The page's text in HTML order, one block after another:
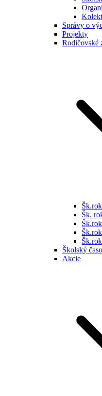
Správy o
Projekty
Rodičovské
Šk.
Školský
Akcie